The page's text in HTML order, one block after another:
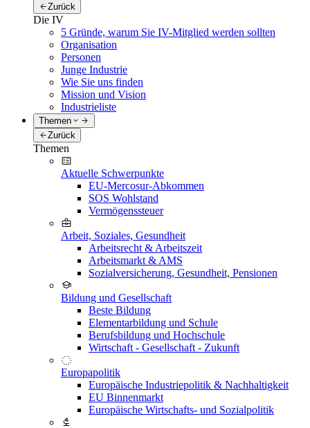
Zurück
Die IV
5 Gründe, warum Sie IV-Mitglied werden sollten
Organisation
Personen
Junge Industrie
Wie Sie uns finden
Mission und Vision
Industrieliste
Themen
Zurück
Themen
Aktuelle Schwerpunkte
EU-Mercosur-Abkommen
SOS Wohlstand
Vermögenssteuer
Arbeit, Soziales, Gesundheit
Arbeitsrecht & Arbeitszeit
Arbeitsmarkt & AMS
Sozialversicherung, Gesundheit, Pensionen
Bildung und Gesellschaft
Beste Bildung
Elementarbildung und Schule
Berufsbildung und Hochschule
Wirtschaft - Gesellschaft - Zukunft
Europapolitik
Europäische Industriepolitik & Nachhaltigkeit
EU Binnenmarkt
Europäische Wirtschafts- und Sozialpolitik